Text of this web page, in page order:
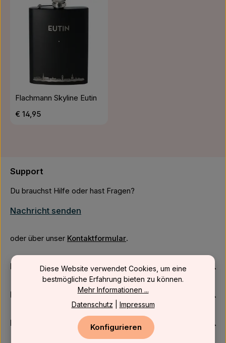
Flachmann Skyline Eutin
Regulärer Preis:
€ 14,95
Support
Du brauchst Hilfe oder hast Fragen?
Nachricht senden
oder über unser Kontaktformular.
Firmenkunden
Kundenservice
Newsletter
Diese Website verwendet Cookies, um eine
bestmögliche Erfahrung bieten zu können.
Mehr Informationen ...
Datenschutz
Impressum
Konfigurieren